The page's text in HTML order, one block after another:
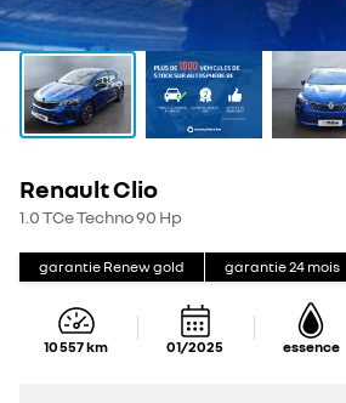
Renault Clio
1.0 TCe Techno 90 Hp
garantie Renew gold garantie24 mois
10 557km 01/2025 essence